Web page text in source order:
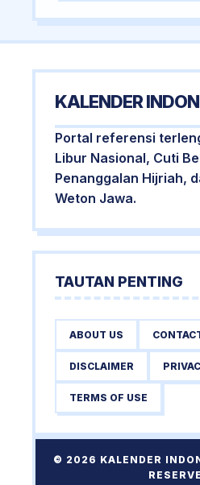
KALENDER
Portal referensi
Libur Nasional, Cuti
Penanggalan Hijriah,
Weton Jawa.
TAUTAN PENTING
ABOUT US
DISCLAIMER
TERMS OF USE
© 2026 KALENDER